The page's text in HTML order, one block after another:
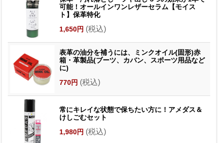
可能！オールインワンレザーセラム【モイス
ト】保革特化
1,650円 (税込)
表革の油分を補うには、ミンクオイル(固形)赤
箱・革製品(ブーツ、カバン、スポーツ用品など
に)
770円 (税込)
常にキレイな状態で保ちたい方に！アメダス＆
けしごむセット
1,980円 (税込)